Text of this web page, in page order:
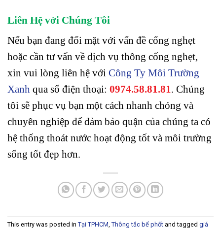
Liên Hệ với Chúng Tôi
Nếu bạn đang đối mặt với vấn đề cống nghẹt
hoặc cần tư vấn về dịch vụ thông cống nghẹt,
xin vui lòng liên hệ với Công Ty Môi Trường
Xanh qua số điện thoại: 0974.58.81.81 . Chúng
tôi sẽ phục vụ bạn một cách nhanh chóng và
chuyên nghiệp để đảm bảo quận của chúng ta có
hệ thống thoát nước hoạt động tốt và môi trường
sống tốt đẹp hơn.
This entry was posted in Tại TPHCM, Thông tắc bể phốt and tagged giá